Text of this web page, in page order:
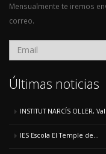
Mensualmente te iremos
correo.
Últimas noticias
INSTITUT NARCÍS OLLER,
IES Escola El Temple de...